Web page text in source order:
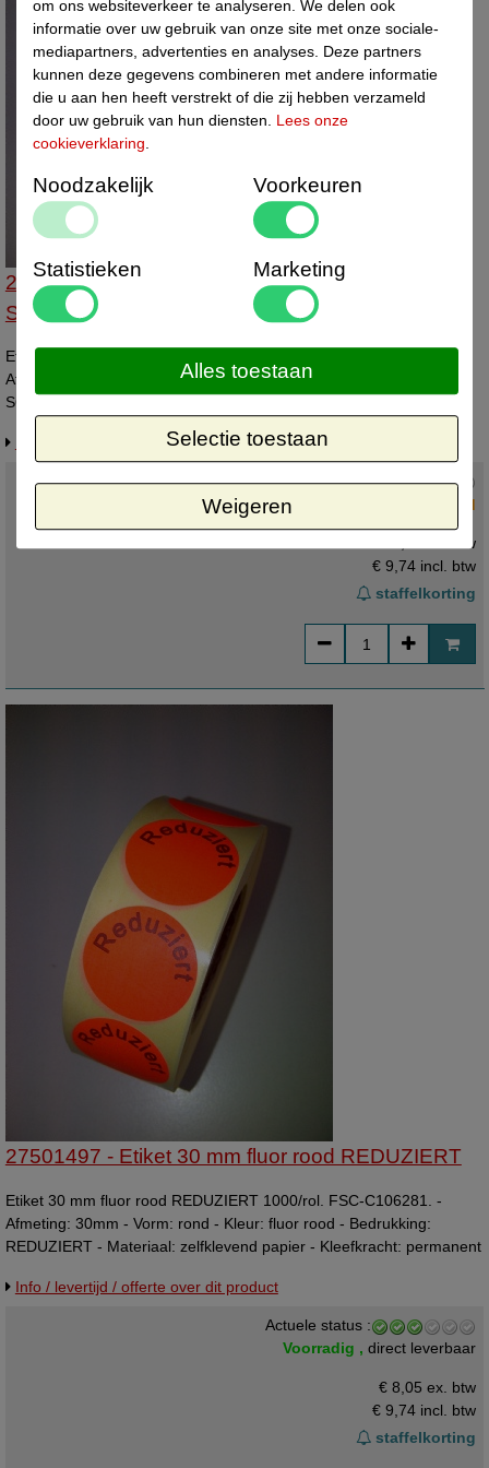
27501496 - Etiket 30 mm fluor rood
SONDERPREIS
Etiket 35 mm fluor rood SONDERPREIS 1000/rol. FSC-C106281. -
Afmeting: 30mm - Vorm: rond - Kleur: fluor rood - Bedrukking:
SONDERPREIS - Materiaal: zelfklevend papier - Kleefkracht:
permanent (sterk klevend) - Randafwerking: rond etiket - Aantal per
rol: 1.000 etiketten - Prijs per: 1 rol Wat zijn de voordelen? Deze
zonder los te komen. Zo lang de voorraad strekt.
Info / levertijd / offerte over dit product
Actuele status :
Nog 3 op voorraad
€ 8,05 ex. btw
€ 9,74 incl. btw
staffelkorting
27501497 - Etiket 30 mm fluor rood REDUZIERT
Etiket 30 mm fluor rood REDUZIERT 1000/rol. FSC-C106281. -
Afmeting: 30mm - Vorm: rond - Kleur: fluor rood - Bedrukking:
REDUZIERT - Materiaal: zelfklevend papier - Kleefkracht: permanent
etiketten - Prijs per: 1 rol Wat zijn de voordelen? Deze etiketten zijn
waar het etiket gedurende lange tijd moet blijven zitten zonder los te
Info / levertijd / offerte over dit product
Actuele status :
Voorradig ,direct leverbaar
€ 8,05 ex. btw
€ 9,74 incl. btw
staffelkorting
om ons websiteverkeer te analyseren. We delen ook
informatie over uw gebruik van onze site met onze sociale-
mediapartners, advertenties en analyses. Deze partners
kunnen deze gegevens combineren met andere informatie
die u aan hen heeft verstrekt of die zij hebben verzameld
door uw gebruik van hun diensten. Lees onze
cookieverklaring
Noodzakelijk Voorkeuren
Statistieken Marketing
Weigeren
Selectie toestaan
Alles toestaan